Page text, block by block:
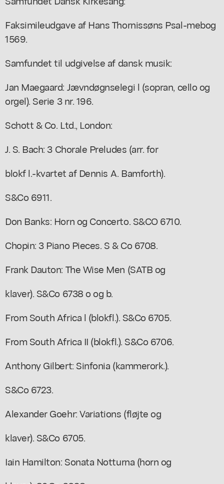
Faksimileudgave af Hans Thornissøns Psal-mebog
1569.
Samfundet til udgivelse af dansk musik:
Jan Maegaard: Jævndøgnselegi l (sopran, cello og
orgel). Serie 3 nr. 196.
Schott & Co. Ltd., London:
J. S. Bach: 3 Chorale Preludes (arr. for
blokf l.-kvartet af Dennis A. Bamforth).
S&Co 6911.
Don Banks: Horn og Concerto. S&CO 6710.
Chopin: 3 Piano Pieces. S & Co 6708.
Frank Dauton: The Wise Men (SATB og
klaver). S&Co 6738 o og b.
From South Africa l (blokfl.). S&Co 6705.
From South Africa II (blokfl.). S&Co 6706.
Anthony Gilbert: Sinfonia (kammerork.).
S&Co 6723.
Alexander Goehr: Variations (fløjte og
klaver). S&Co 6705.
Iain Hamilton: Sonata Notturna (horn og